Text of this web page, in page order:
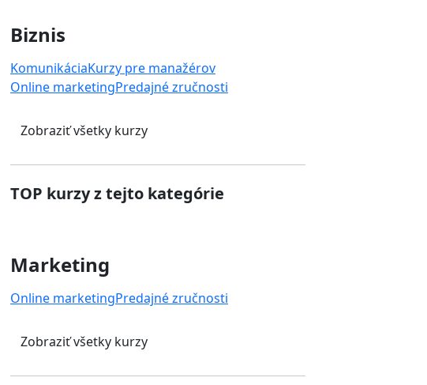
Biznis
KomunikáciaKurzy pre manažérov
Online marketingPredajné zručnosti
Zobraziť všetky kurzy
TOP kurzy z tejto kategórie
Marketing
Online marketingPredajné zručnosti
Zobraziť všetky kurzy